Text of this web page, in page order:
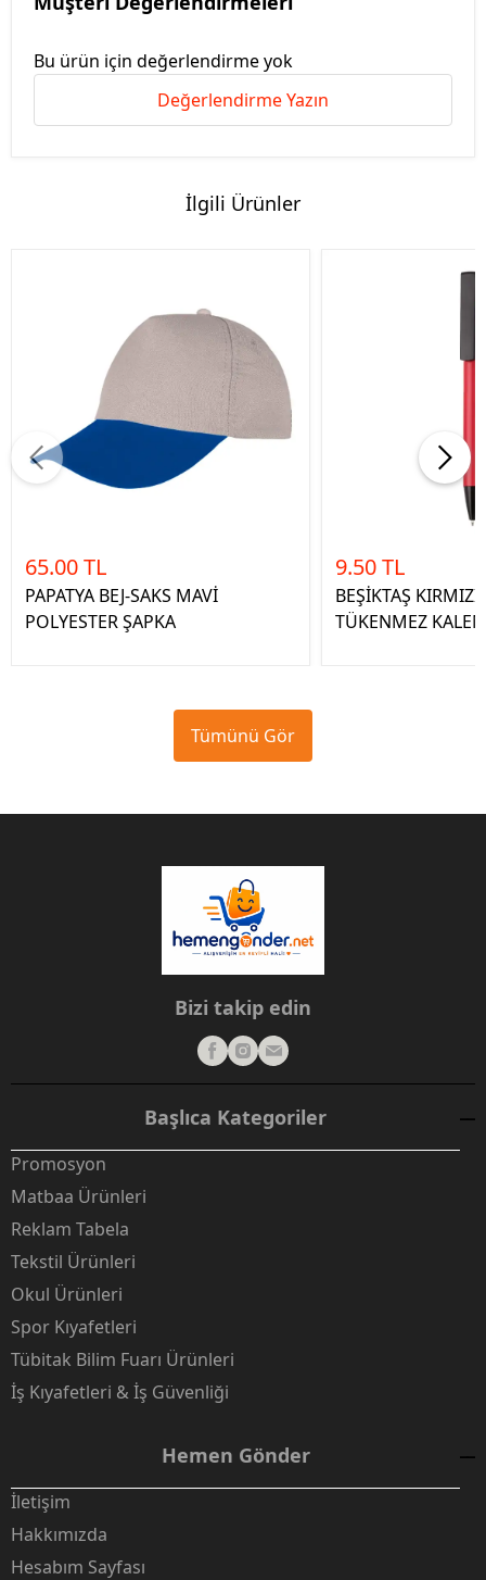
Bu ürün için değerlendirme yok
Değerlendirme Yazın
İlgili Ürünler
65.00 TL
PAPATYA BEJ-SAKS MAVİ
POLYESTER ŞAPKA
9.50 TL
BEŞİKTAŞ KIRMIZI
TÜKENMEZ
Tümünü Gör
Bizi takip edin
Başlıca Kategoriler
Promosyon
Matbaa Ürünleri
Reklam Tabela
Tekstil Ürünleri
Okul Ürünleri
Spor Kıyafetleri
Tübitak Bilim Fuarı Ürünleri
İş Kıyafetleri & İş Güvenliği
Hemen Gönder
İletişim
Hakkımızda
Hesabım Sayfası